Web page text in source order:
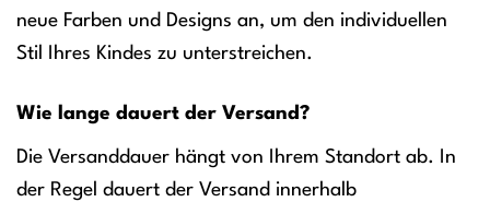
neue Farben und Designs an, um den individuellen
Stil Ihres Kindes zu unterstreichen.
Wie lange dauert der Versand?
Die Versanddauer hängt von Ihrem Standort ab. In
der Regel dauert der Versand innerhalb